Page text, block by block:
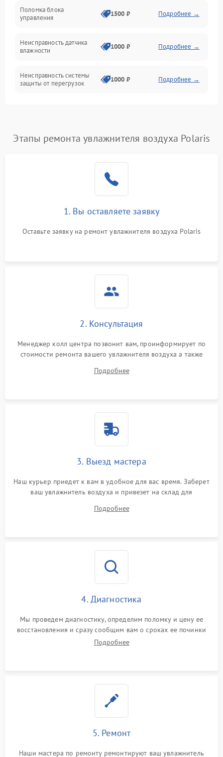
Датчики
Поломка блока
управления
1500 ₽ Подробнее →
Неисправность датчика
влажности
1000 ₽ Подробнее →
Неисправность системы
защиты от перегрузок
1000 ₽ Подробнее →
1000 ₽
Повреждение системы
перенапряжения
1000 ₽
1300 ₽
Этапы ремонта увлажнителя воздуха Polaris
1. Вы оставляете заявку
Оставьте заявку на ремонт увлажнителя воздуха Polaris
2. Консультация
Менеджер колл центра позвонит вам, проинформирует по
стоимости ремонта вашего увлажнителя воздуха а также
Подробнее
3. Выезд мастера
Наш курьер приедет к вам в удобное для вас время. Заберет
ваш увлажнитель воздуха и привезет на склад для
Подробнее
4. Диагностика
Мы проведем диагностику, определим поломку и цену ее
восстановления и сразу сообщим вам о сроках ее починки
Подробнее
5. Ремонт
Наши мастера по ремонту ремонтируют ваш увлажнитель